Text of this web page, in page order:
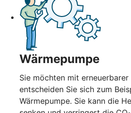
Wärmepumpe
Sie möchten mit erneuerbarer
entscheiden Sie sich zum
Wärmepumpe. Sie kann die